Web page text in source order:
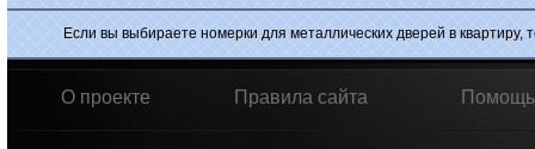
Если вы выбираете номерки для металлических дверей в квартиру,
О проекте Правила сайта Помощь